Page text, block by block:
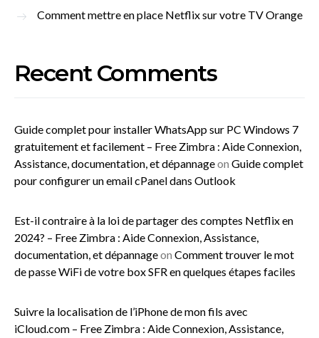
Comment mettre en place Netflix sur votre TV Orange
Recent Comments
Guide complet pour installer WhatsApp sur PC Windows 7
gratuitement et facilement – Free Zimbra : Aide Connexion,
Assistance, documentation, et dépannageon Guide complet
pour configurer un email cPanel dans Outlook
Est-il contraire à la loi de partager des comptes Netflix en
2024? – Free Zimbra : Aide Connexion, Assistance,
documentation, et dépannageon Comment trouver le mot
de passe WiFi de votre box SFR en quelques étapes faciles
Suivre la localisation de l’iPhone de mon fils avec
iCloud.com – Free Zimbra : Aide Connexion, Assistance,